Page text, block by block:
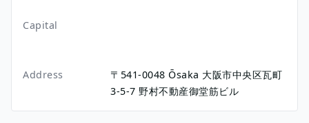
Capital
Address 〒541-0048 Ōsaka 大阪市中央区瓦町
3-5-7 野村不動産御堂筋ビル